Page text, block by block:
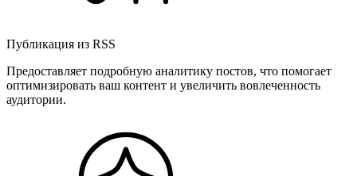
Публикация из RSS
Предоставляет подробную аналитику постов, что помогает
оптимизировать ваш контент и увеличить вовлеченность
аудитории.